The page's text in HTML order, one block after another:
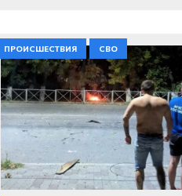
ПРОИСШЕСТВИЯ СВО